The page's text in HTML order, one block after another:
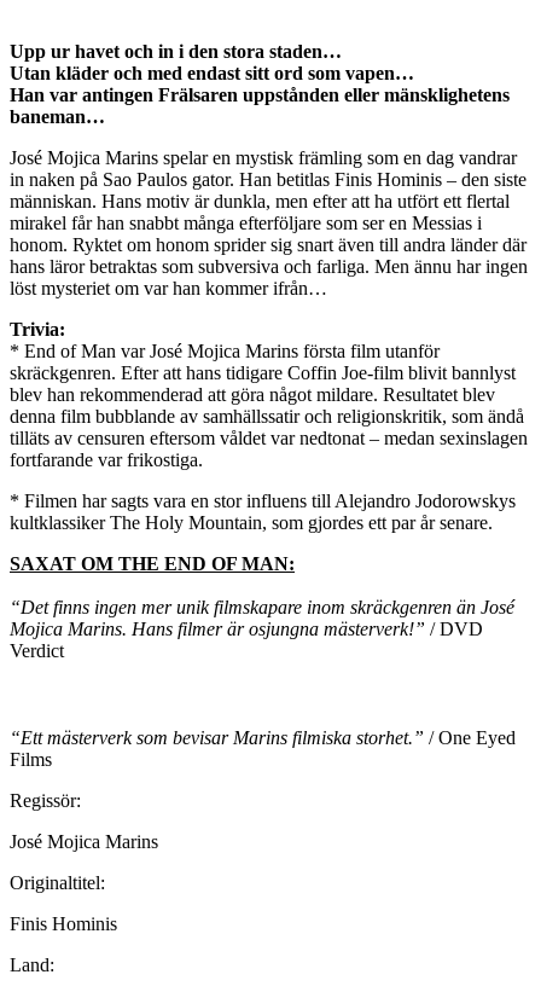
Upp ur havet och in i den stora staden…
Utan kläder och med endast sitt ord som vapen…
Han var antingen Frälsaren uppstånden eller mänsklighetens
baneman…
José Mojica Marins spelar en mystisk främling som en dag vandrar
in naken på Sao Paulos gator. Han betitlas Finis Hominis – den siste
människan. Hans motiv är dunkla, men efter att ha utfört ett flertal
mirakel får han snabbt många efterföljare som ser en Messias i
honom. Ryktet om honom sprider sig snart även till andra länder där
hans läror betraktas som subversiva och farliga. Men ännu har ingen
löst mysteriet om var han kommer ifrån…
Trivia:
* End of Man var José Mojica Marins första film utanför
skräckgenren. Efter att hans tidigare Coffin Joe-film blivit bannlyst
blev han rekommenderad att göra något mildare. Resultatet blev
denna film bubblande av samhällssatir och religionskritik, som ändå
tilläts av censuren eftersom våldet var nedtonat – medan sexinslagen
fortfarande var frikostiga.
* Filmen har sagts vara en stor influens till Alejandro Jodorowskys
kultklassiker The Holy Mountain, som gjordes ett par år senare.
SAXAT OM THE END OF MAN:
“Det finns ingen mer unik filmskapare inom skräckgenren än José
Mojica Marins. Hans filmer är osjungna mästerverk!” / DVD
Verdict
“Ett mästerverk som bevisar Marins filmiska storhet.” / One Eyed
Films
Regissör:
José Mojica Marins
Originaltitel:
Finis Hominis
Land: